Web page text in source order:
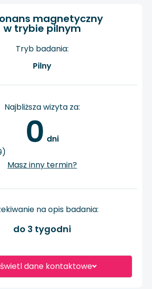
dane kontaktowe
magnetyczny
w trybie pilnym
Tryb badania:
Pilny
Najbliższa wizyta za:
0 dni
Masz inny termin?
na opis badania:
do 3 tygodni